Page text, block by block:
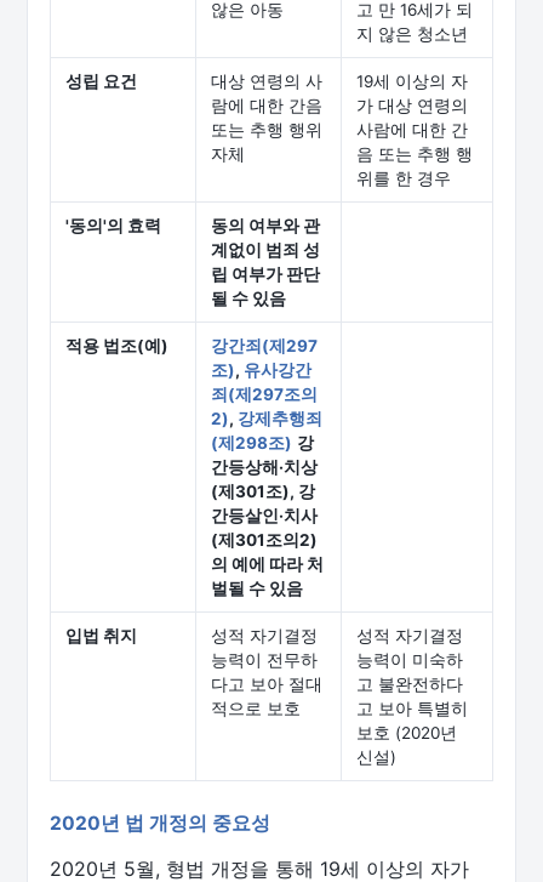
않은 아동
고 만 16세가 되
지 않은 청소년
성립 요건
대상 연령의 사
람에 대한 간음
또는 추행 행위
자체
19세 이상의 자
가 대상 연령의
사람에 대한 간
음 또는 추행 행
위를 한 경우
'동의'의 효력
동의 여부와 관
계없이 범죄 성
립 여부가 판단
될 수 있음
적용 법조(예)
강간죄(제297
조), 유사강간
죄(제297조의
2), 강제추행죄
(제298조) 강
간등상해·치상
(제301조), 강
간등살인·치사
(제301조의2)
의 예에 따라 처
벌될 수 있음
입법 취지
성적 자기결정
능력이 전무하
다고 보아 절대
적으로 보호
성적 자기결정
능력이 미숙하
고 불완전하다
고 보아 특별히
보호 (2020년
신설)
2020년 법 개정의 중요성
2020년 5월, 형법 개정을 통해 19세 이상의 자가